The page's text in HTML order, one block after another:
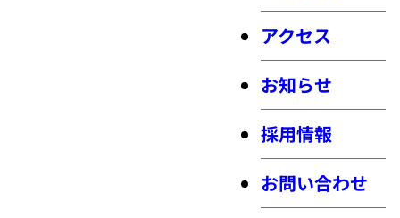
アクセス
お知らせ
採用情報
お問い合わせ